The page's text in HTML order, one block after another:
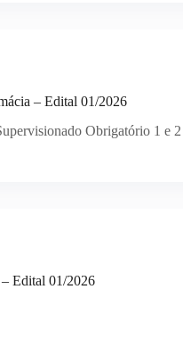
– Edital 01/2026
Obrigatório 1 e
– Edital 01/2026